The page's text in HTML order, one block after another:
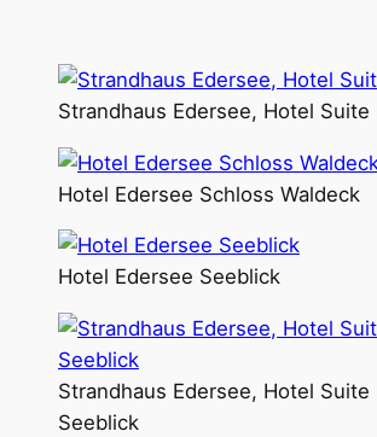
Strandhaus Edersee, Hotel Suite
Hotel Edersee Schloss Waldeck
Hotel Edersee Seeblick
Strandhaus Edersee, Hotel Suite
Seeblick